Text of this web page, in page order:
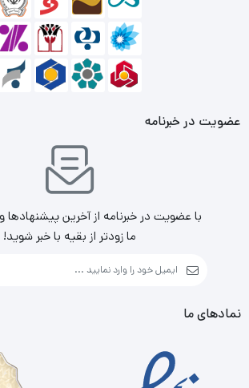
عضویت در خبرنامه
با عضویت در خبرنامه از آخرین
ما زودتر از بقیه با خبر شوید!
نمادهای ما